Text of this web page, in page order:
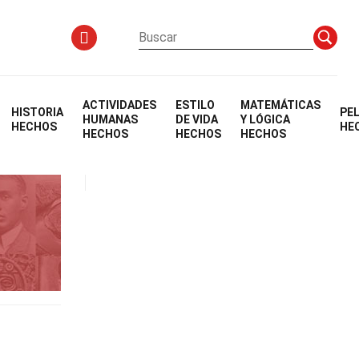
HISTORIA
HECHOS
ACTIVIDADES
HUMANAS
HECHOS
ESTILO
DE VIDA
HECHOS
MATEMÁTICAS
Y LÓGICA
HECHOS